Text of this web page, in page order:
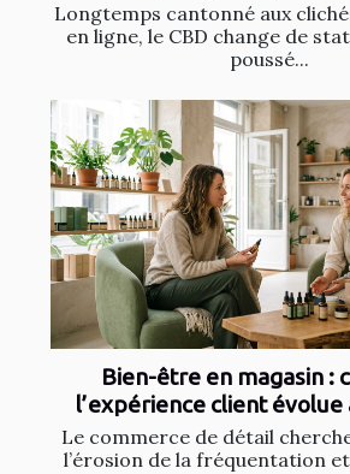
Longtemps cantonné aux
en ligne, le CBD change de
poussé...
Bien-être en magasin :
l’expérience client évolue
Le commerce de détail
l’érosion de la fréquentation et